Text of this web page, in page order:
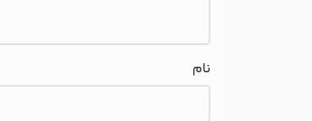
نام